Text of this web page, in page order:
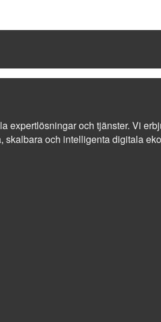
och tjänster. Vi
och intelligenta digitala